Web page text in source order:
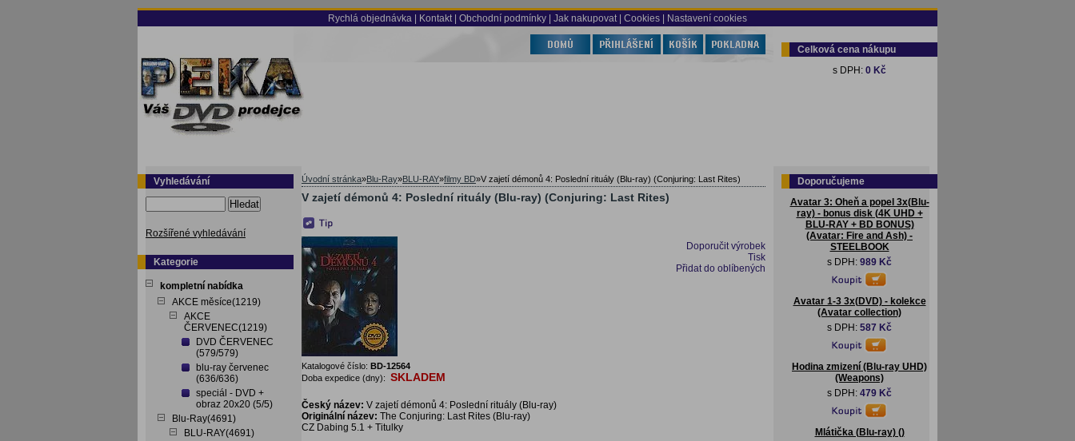
Rychlá objednávka Kontakt Obchodní podmínky Jak nakupovat | Cookies | Nastavení cookies
Celková cena nákupu
s DPH: 0 Kč
Vyhledávání
Hledat
Rozšířené vyhledávání
Kategorie
kompletní nabídka
AKCE měsíce(1219)
AKCE
ČERVENEC(1219)
DVD ČERVENEC
(579/579)
blu-ray červenec
(636/636)
speciál - DVD +
obraz 20x20 (5/5)
Blu-Ray(4691)
BLU-RAY(4691)
Úvodní stránka»Blu-Ray»BLU-RAY»filmy BD»V zajetí démonů 4: Poslední rituály (Blu-ray) (Conjuring: Last Rites)
V zajetí démonů 4: Poslední rituály (Blu-ray) (Conjuring: Last Rites)
Doporučit výrobek
Tisk
Přidat do oblíbených
Katalogové číslo: BD-12564
Doba expedice (dny): SKLADEM
Český název: V zajetí démonů 4: Poslední rituály (Blu-ray)
Originální název: The Conjuring: Last Rites (Blu-ray)
CZ Dabing 5.1 + Titulky
Doporučujeme
Avatar 3: Oheň a popel 3x(Blu-
ray) - bonus disk (4K UHD +
BLU-RAY + BD BONUS)
(Avatar: Fire and Ash) -
STEELBOOK
s DPH: 989 Kč
Avatar 1-3 3x(DVD) - kolekce
(Avatar collection)
s DPH: 587 Kč
Hodina zmizení (Blu-ray UHD)
(Weapons)
s DPH: 479 Kč
Mlátička (Blu-ray) ()